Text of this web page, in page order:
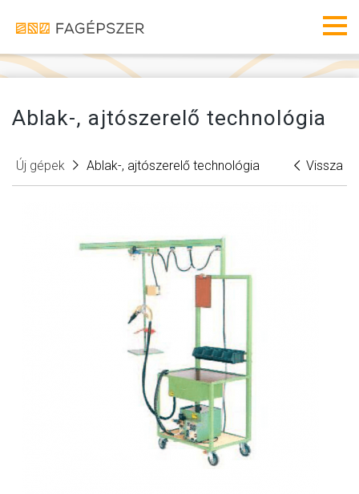
Ablak-, ajtószerelő technológia
Új gépek Ablak-, ajtószerelő technológia Vissza